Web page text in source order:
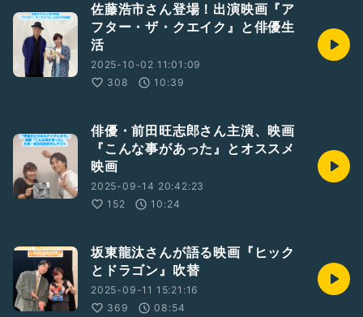
佐藤浩市さん登場！出演映画『ア
フター・ザ・クエイク』と俳優生
活
2025-10-02 11:01:09
308
10:39
俳優・前田旺志郎さん主演、映画
『こんな事があった』とオススメ
映画
2025-09-14 20:42:23
152
10:24
坂東龍汰さんが語る映画『ヒック
とドラゴン』吹替
2025-09-11 15:21:16
369
08:54